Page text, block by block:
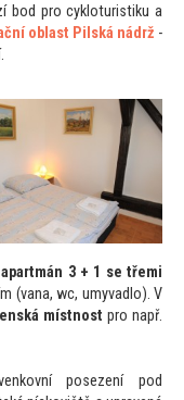
bod pro cykloturistiku a
oblast Pilská nádrž -
apartmán 3 + 1 se třemi
(vana, wc, umyvadlo). V
místnost pro např.
posezení pod